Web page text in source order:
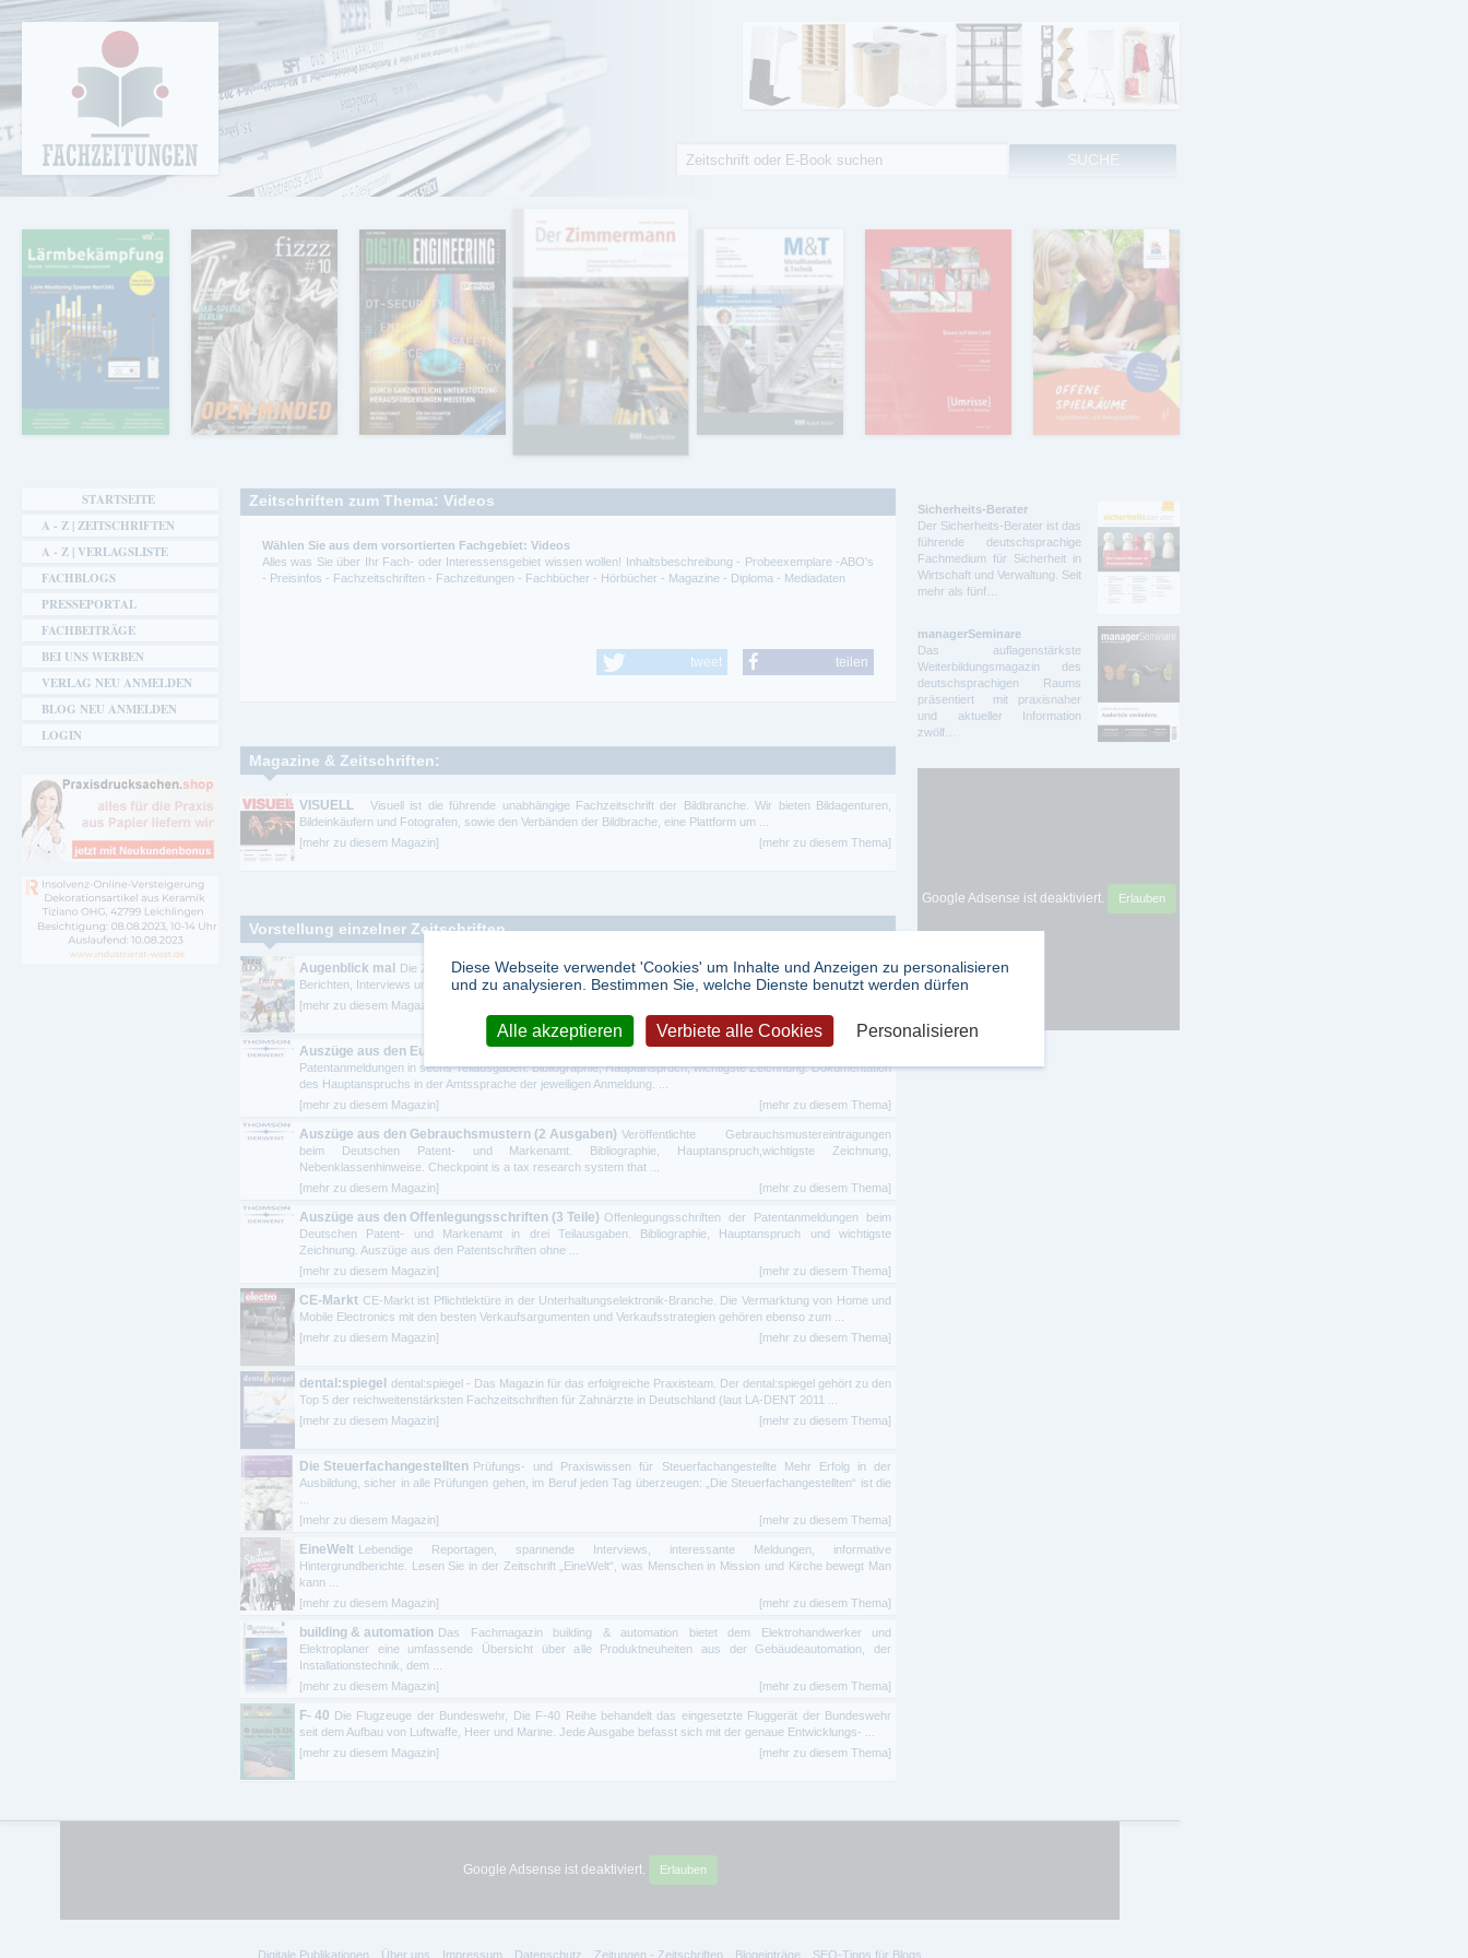
Fachzeitungen.de - Das unabhängige Portal
für Fachmagazine Fachpublikationen &
eBooks
Zeitschriften zum Thema: Videos
Wählen Sie aus dem vorsortierten Fachgebiet: Videos
Alles was Sie über Ihr Fach- oder Interessensgebiet wissen wollen! Inhaltsbeschreibung - Probeexemplare -ABO's
- Preisinfos - Fachzeitschriften - Fachzeitungen - Fachbücher - Hörbücher - Magazine - Diploma - Mediadaten
tweet teilen
Magazine & Zeitschriften:
VISUELL
Visuell ist die führende unabhängige Fachzeitschrift der Bildbranche. Wir bieten Bildagenturen,
Bildeinkäufern und Fotografen, sowie den Verbänden der Bildbrache, eine Plattform um ...
[mehr zu diesem Magazin]
[mehr zu diesem Thema]
Vorstellung einzelner Zeitschriften
Augenblick mal
Die Zeitschrift mit den guten Nachrichten "Augenblick mal" ist eine Zeitschrift, die in aktuellen
Berichten, Interviews und Reportagen die biblische Botschaft und den christlichen Glauben ...
[mehr zu diesem Magazin]
Auszüge aus den Europäischen Patentanmeldungen (6 Teilausgaben)
Patentanmeldungen in sechs Teilausgaben. Bibliographie, Hauptanspruch, wichtigste Zeichnung. Dokumentation
des Hauptanspruchs in der Amtssprache der jeweiligen Anmeldung. ...
[mehr zu diesem Magazin]
[mehr zu diesem Thema]
Auszüge aus den Gebrauchsmustern (2 Ausgaben) Veröffentlichte Gebrauchsmustereintragungen
beim Deutschen Patent- und Markenamt. Bibliographie, Hauptanspruch,wichtigste Zeichnung,
Nebenklassenhinweise. Checkpoint is a tax research system that ...
[mehr zu diesem Magazin]
[mehr zu diesem Thema]
Auszüge aus den Offenlegungsschriften (3 Teile) Offenlegungsschriften der Patentanmeldungen beim
Deutschen Patent- und Markenamt in drei Teilausgaben. Bibliographie, Hauptanspruch und wichtigste
Zeichnung. Auszüge aus den Patentschriften ohne ...
[mehr zu diesem Magazin]
[mehr zu diesem Thema]
CE-Markt CE-Markt ist Pflichtlektüre in der Unterhaltungselektronik-Branche. Die Vermarktung von Home und
Mobile Electronics mit den besten Verkaufsargumenten und Verkaufsstrategien gehören ebenso zum ...
[mehr zu diesem Magazin]
[mehr zu diesem Thema]
dental:spiegel
dental:spiegel - Das Magazin für das erfolgreiche Praxisteam. Der dental:spiegel gehört zu den
Top 5 der reichweitenstärksten Fachzeitschriften für Zahnärzte in Deutschland (laut LA-DENT 2011 ...
[mehr zu diesem Magazin]
[mehr zu diesem Thema]
Die Steuerfachangestellten Prüfungs- und Praxiswissen für Steuerfachangestellte Mehr Erfolg in der
Ausbildung, sicher in alle Prüfungen gehen, im Beruf jeden Tag überzeugen: „Die Steuerfachangestellten“ ist die
[mehr zu diesem Magazin]
[mehr zu diesem Thema]
EineWelt
Lebendige Reportagen, spannende Interviews, interessante Meldungen, informative
Hintergrundberichte. Lesen Sie in der Zeitschrift „EineWelt“, was Menschen in Mission und Kirche bewegt Man
kann ...
[mehr zu diesem Magazin]
[mehr zu diesem Thema]
building & automation Das Fachmagazin building & automation bietet dem Elektrohandwerker und
Elektroplaner eine umfassende Übersicht über alle Produktneuheiten aus der Gebäudeautomation, der
Installationstechnik, dem ...
[mehr zu diesem Magazin]
[mehr zu diesem Thema]
F- 40 Die Flugzeuge der Bundeswehr, Die F-40 Reihe behandelt das eingesetzte Fluggerät der Bundeswehr
seit dem Aufbau von Luftwaffe, Heer und Marine. Jede Ausgabe befasst sich mit der genaue Entwicklungs- ...
[mehr zu diesem Magazin]
[mehr zu diesem Thema]
STARTSEITE
A - Z | ZEITSCHRIFTEN
A - Z | VERLAGSLISTE
FACHBLOGS
PRESSEPORTAL
FACHBEITRÄGE
BEI UNS WERBEN
VERLAG NEU ANMELDEN
BLOG NEU ANMELDEN
LOGIN
Sicherheits-Berater
Der Sicherheits-Berater ist das
führende deutschsprachige
Fachmedium für Sicherheit in
Wirtschaft und Verwaltung. Seit
mehr als fünf…
managerSeminare
Das auflagenstärkste
Weiterbildungsmagazin des
deutschsprachigen Raums
präsentiert mit praxisnaher
und aktueller Information
zwölf…
Google Adsense ist deaktiviert. Erlauben
Suchformular
Google Adsense ist deaktiviert. Erlauben
Digitale Publikationen Über uns Impressum Datenschutz Zeitungen - Zeitschriften Blogeinträge SEO-Tipps für Blogs
Diese Webseite verwendet 'Cookies' um Inhalte und Anzeigen zu personalisieren
und zu analysieren. Bestimmen Sie, welche Dienste benutzt werden dürfen
Alle akzeptieren Verbiete alle Cookies Personalisieren